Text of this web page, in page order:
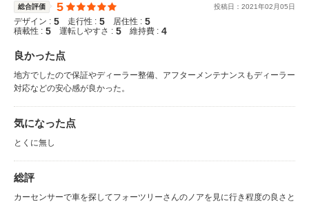
総合評価 5 投稿日： 2021年02 月05日
デザイン : 5 走行性 : 5 居住性 : 5
積載性 : 5 運転しやすさ : 5 維持費 : 4
良かった点
地方でしたので保証やディーラー整備、アフターメンテナンスもディーラー
対応などの安心感が良かった。
気になった点
とくに無し
総評
カーセンサーで車を探してフォーツリーさんのノアを見に行き程度の良さと